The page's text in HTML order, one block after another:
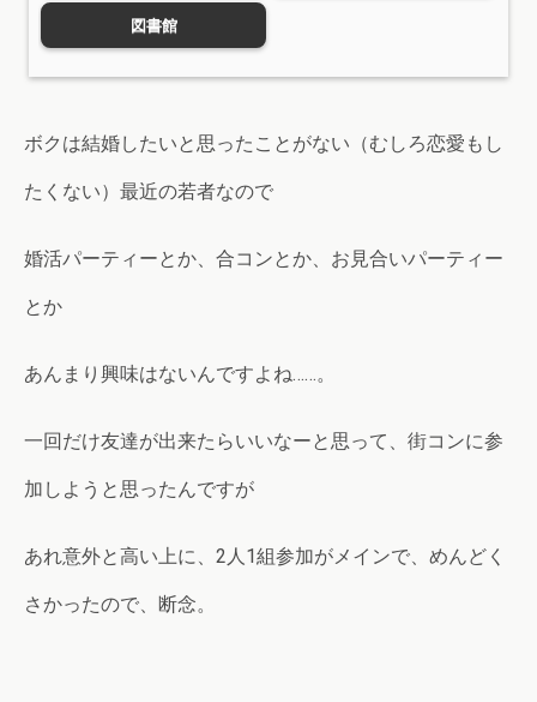
図書館
ボクは結婚したいと思ったことがない（むしろ恋愛もし
たくない）最近の若者なので
婚活パーティーとか、合コンとか、お見合いパーティー
とか
あんまり興味はないんですよね……。
一回だけ友達が出来たらいいなーと思って、街コンに参
加しようと思ったんですが
あれ意外と高い上に、2人1組参加がメインで、めんどく
さかったので、断念。